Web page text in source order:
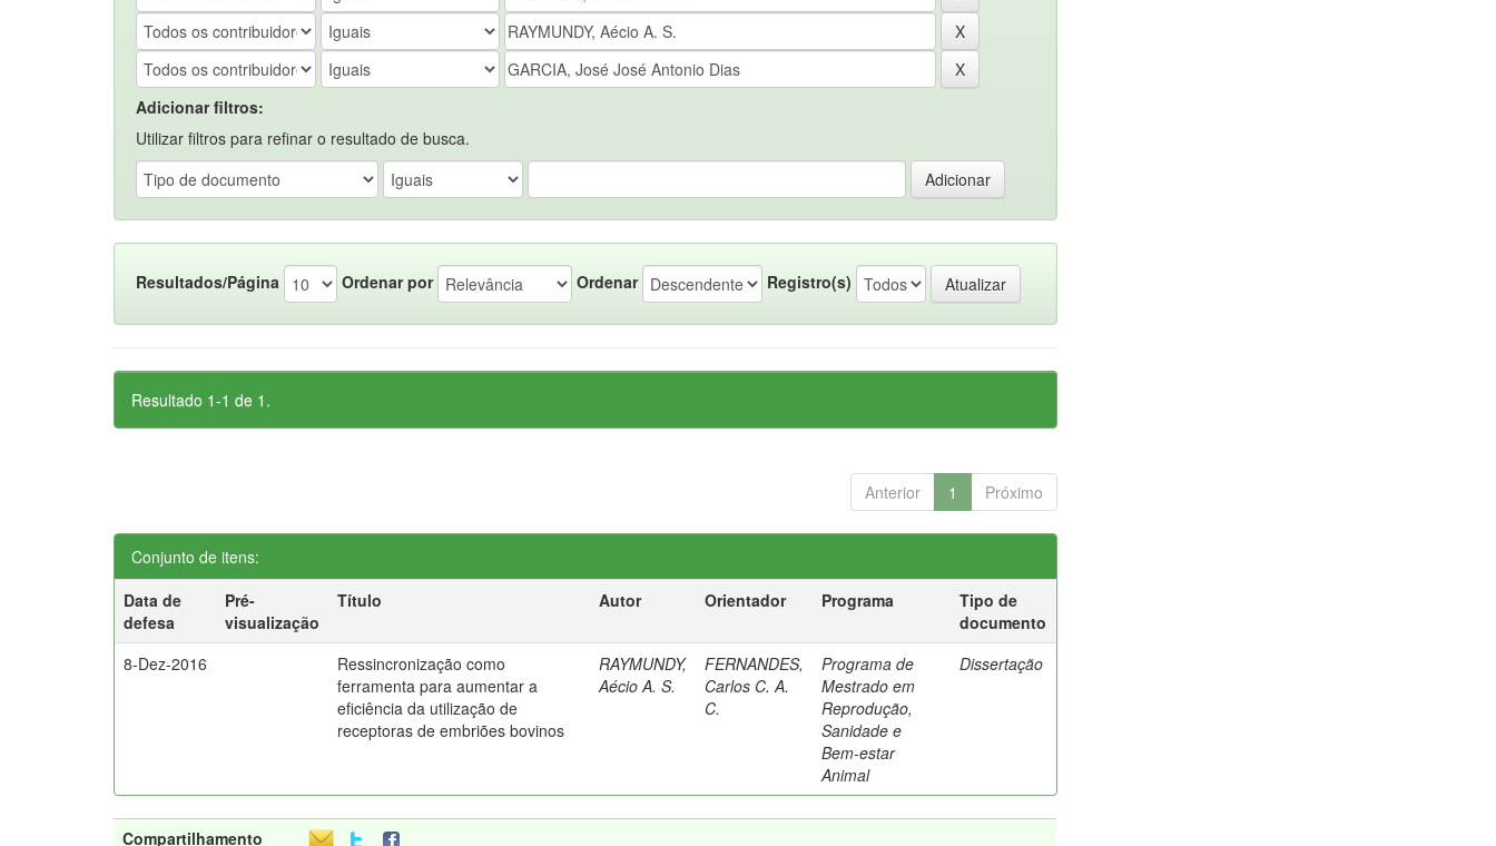
Adicionar filtros:
Utilizar filtros para refinar o resultado de busca.
Resultados/Página Ordenar por Ordenar Registro(s)
Resultado 1-1 de 1.
Anterior 1 Próximo
Conjunto de itens:
Data de
defesa
Pré-
visualização
Título Autor Orientador Programa
Tipo de
documento
8-Dez-2016
Ressincronização como
ferramenta para aumentar a
eficiência da utilização de
receptoras de embriões bovinos
RAYMUNDY,
Aécio A. S.
FERNANDES,
Carlos C. A.
C.
Programa de
Mestrado em
Reprodução,
Sanidade e
Bem-estar
Animal
Dissertação
Compartilhamento